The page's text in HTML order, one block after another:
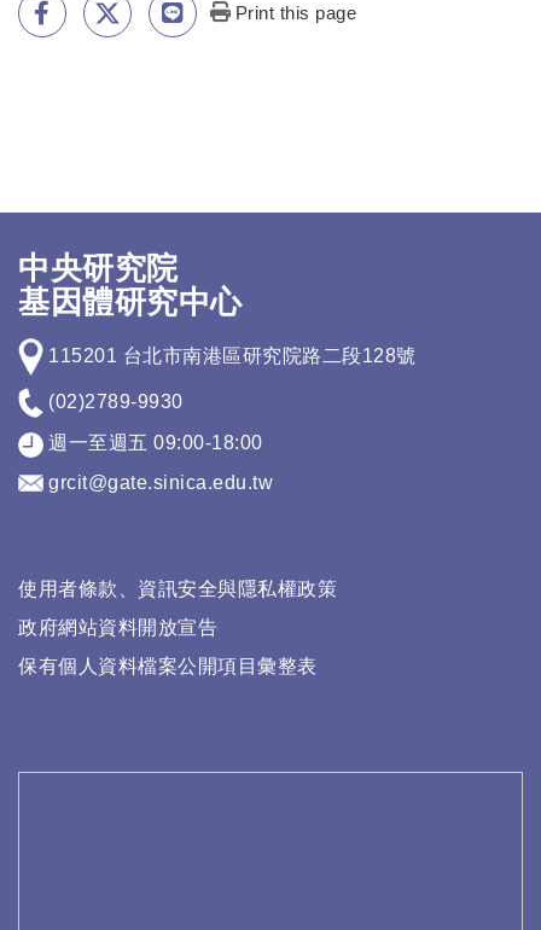
Print this page
中央研究院
基因體研究中心
115201 台北市南港區研究院路二段128號
(02)2789-9930
週一至週五 09:00-18:00
grcit@gate.sinica.edu.tw
使用者條款、資訊安全與隱私權政策
政府網站資料開放宣告
保有個人資料檔案公開項目彙整表